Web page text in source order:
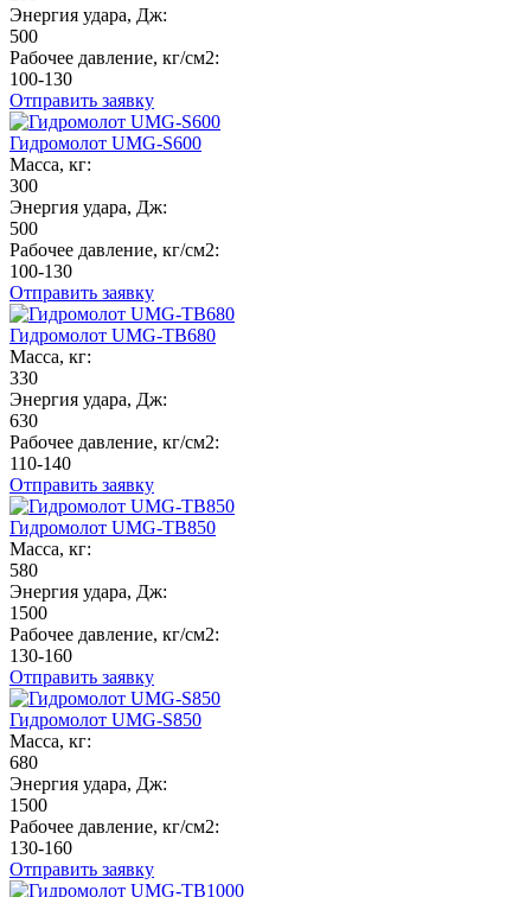
Энергия удара, Дж:
500
Рабочее давление, кг/см2:
100-130
Отправить заявку
Гидромолот UMG-S600
Масса, кг:
300
Энергия удара, Дж:
500
Рабочее давление, кг/см2:
100-130
Отправить заявку
Гидромолот UMG-TB680
Масса, кг:
330
Энергия удара, Дж:
630
Рабочее давление, кг/см2:
110-140
Отправить заявку
Гидромолот UMG-TB850
Масса, кг:
580
Энергия удара, Дж:
1500
Рабочее давление, кг/см2:
130-160
Отправить заявку
Гидромолот UMG-S850
Масса, кг:
680
Энергия удара, Дж:
1500
Рабочее давление, кг/см2:
130-160
Отправить заявку